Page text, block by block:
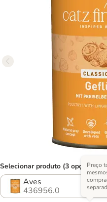
Selecionar produto (3 opções)
Aves
436956.0
Preço